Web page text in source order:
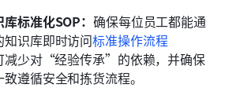
标准化SOP：确保每位员工都能通
识库即时访问标准操作流程
减少对“经验传承”的依赖，并确保
遵循安全和拣货流程。